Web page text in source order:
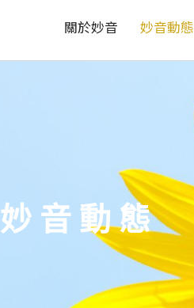
關於妙音 妙音動態
妙音動態